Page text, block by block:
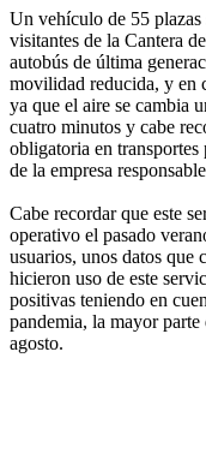
Un vehículo de 55 plazas
visitantes de la Cantera
autobús de última
movilidad reducida, y en
ya que el aire se cambia
cuatro minutos y cabe
obligatoria en
de la empresa
Cabe recordar que este
operativo el pasado
usuarios, unos datos que
hicieron uso de este
positivas teniendo en
pandemia, la mayor
agosto.